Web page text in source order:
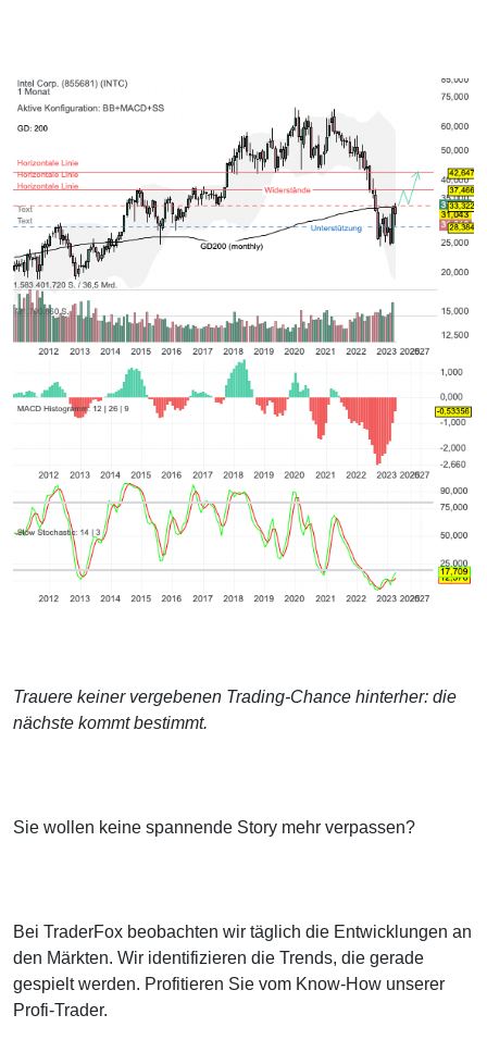
Trauere keiner vergebenen Trading-Chance hinterher: die
nächste kommt bestimmt.
Sie wollen keine spannende Story mehr verpassen?
Bei TraderFox beobachten wir täglich die Entwicklungen an
den Märkten. Wir identifizieren die Trends, die gerade
gespielt werden. Profitieren Sie vom Know-How unserer
Profi-Trader.